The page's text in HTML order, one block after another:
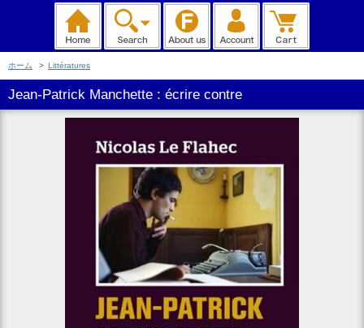
ホーム > Littératures
Jean-Patrick Manchette : écrire contre